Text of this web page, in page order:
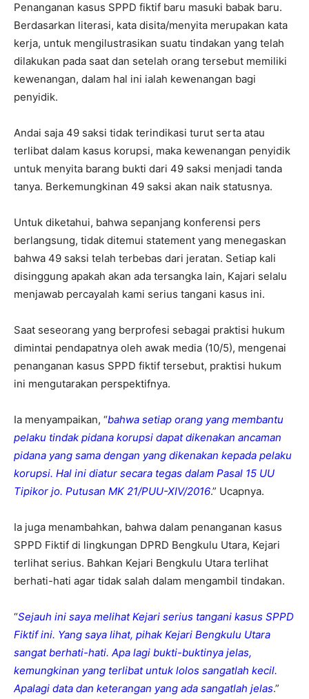
Penanganan kasus SPPD fiktif baru masuki babak baru.
Berdasarkan literasi, kata disita/menyita merupakan kata
kerja, untuk mengilustrasikan suatu tindakan yang telah
dilakukan pada saat dan setelah orang tersebut memiliki
kewenangan, dalam hal ini ialah kewenangan bagi
penyidik.
Andai saja 49 saksi tidak terindikasi turut serta atau
terlibat dalam kasus korupsi, maka kewenangan penyidik
untuk menyita barang bukti dari 49 saksi menjadi tanda
tanya. Berkemungkinan 49 saksi akan naik statusnya.
Untuk diketahui, bahwa sepanjang konferensi pers
berlangsung, tidak ditemui statement yang menegaskan
bahwa 49 saksi telah terbebas dari jeratan. Setiap kali
disinggung apakah akan ada tersangka lain, Kajari selalu
menjawab percayalah kami serius tangani kasus ini.
Saat seseorang yang berprofesi sebagai praktisi hukum
dimintai pendapatnya oleh awak media (10/5), mengenai
penanganan kasus SPPD fiktif tersebut, praktisi hukum
ini mengutarakan perspektifnya.
Ia menyampaikan, “bahwa setiap orang yang membantu
pelaku tindak pidana korupsi dapat dikenakan ancaman
pidana yang sama dengan yang dikenakan kepada pelaku
korupsi. Hal ini diatur secara tegas dalam Pasal 15 UU
Tipikor jo. Putusan MK 21/PUU-XIV/2016.” Ucapnya.
Ia juga menambahkan, bahwa dalam penanganan kasus
SPPD Fiktif di lingkungan DPRD Bengkulu Utara, Kejari
terlihat serius. Bahkan Kejari Bengkulu Utara terlihat
berhati-hati agar tidak salah dalam mengambil tindakan.
“Sejauh ini saya melihat Kejari serius tangani kasus SPPD
Fiktif ini. Yang saya lihat, pihak Kejari Bengkulu Utara
sangat berhati-hati. Apa lagi bukti-buktinya jelas,
kemungkinan yang terlibat untuk lolos sangatlah kecil.
Apalagi data dan keterangan yang ada sangatlah jelas.”